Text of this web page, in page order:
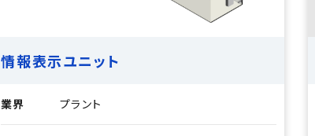
情報表示ユニット
業界 プラント